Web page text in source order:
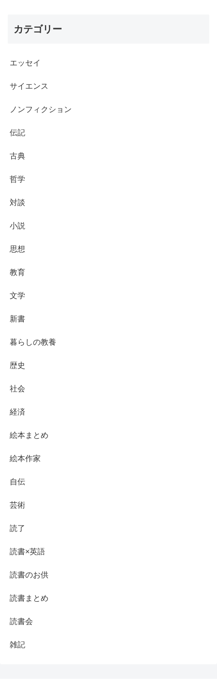
カテゴリー
エッセイ
サイエンス
ノンフィクション
伝記
古典
哲学
対談
小説
思想
教育
文学
新書
暮らしの教養
歴史
社会
経済
絵本まとめ
絵本作家
自伝
芸術
読了
読書×英語
読書のお供
読書まとめ
読書会
雑記